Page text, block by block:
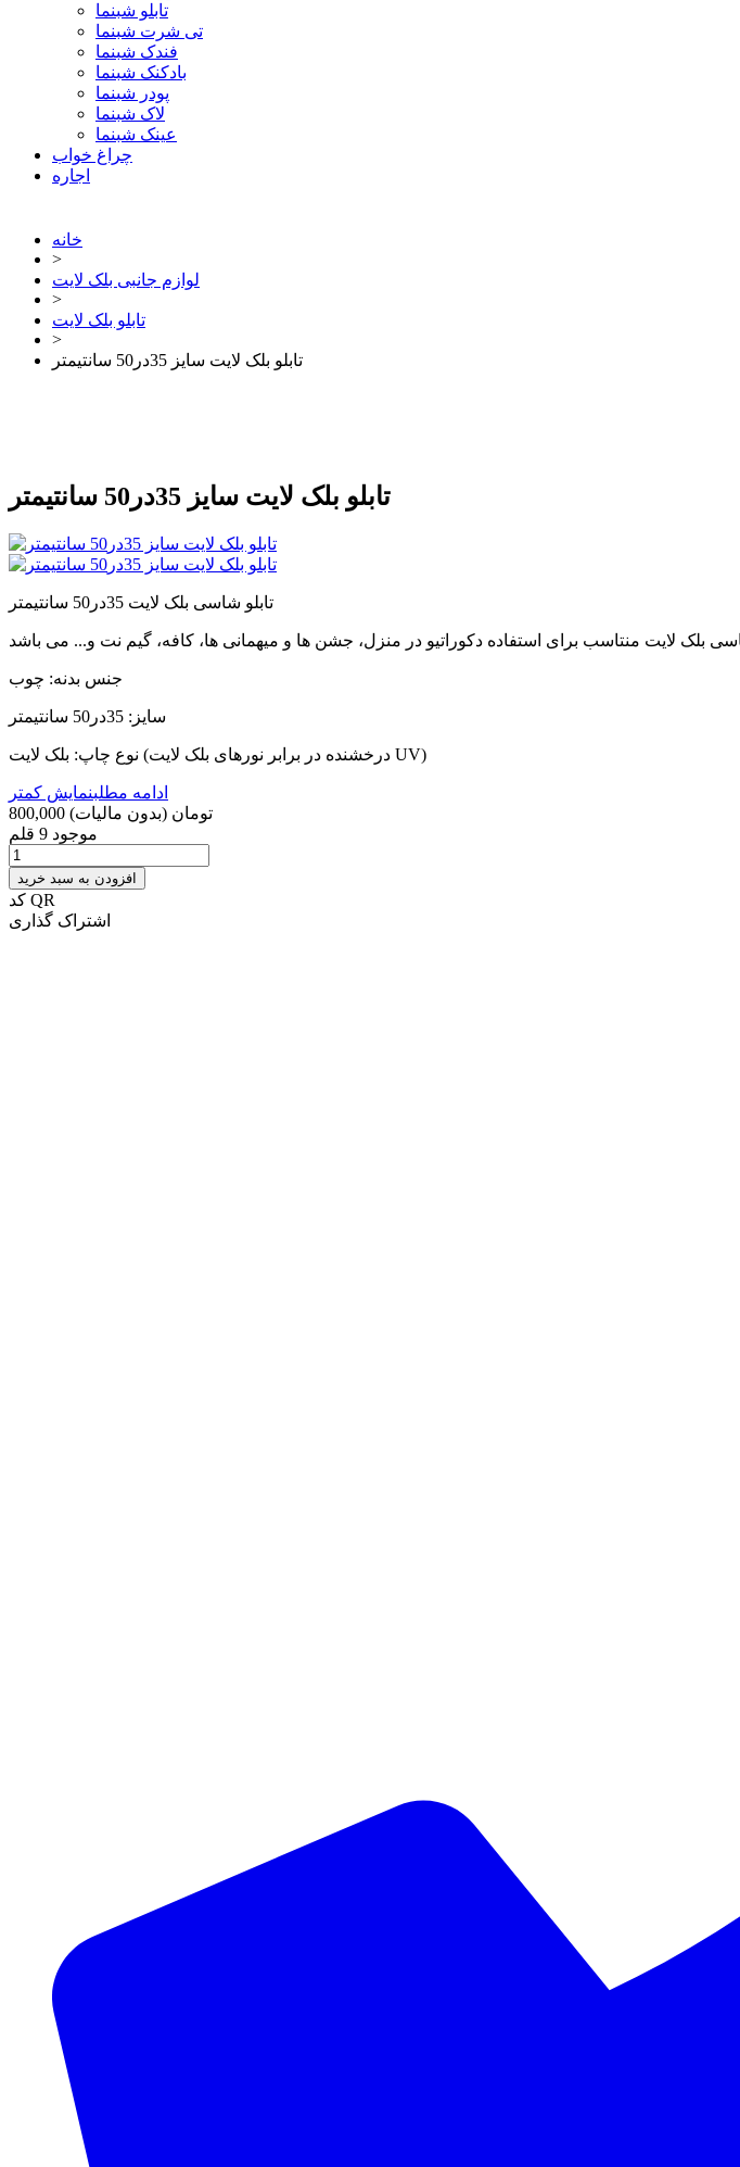
تابلو شبنما
تی شرت شبنما
فندک شبنما
بادکنک شبنما
پودر شبنما
لاک شبنما
عینک شبنما
چراغ خواب
اجاره
خانه
>
لوازم جانبی بلک لایت
>
تابلو بلک لایت
>
تابلو بلک لایت سایز 35در50 سانتیمتر
تابلو بلک لایت سایز 35در50 سانتیمتر
تابلو شاسی بلک لایت 35در50 سانتیمتر
جنس بدنه: چوب
سایز: 35در50 سانتیمتر
نوع چاپ: بلک لایت (درخشنده در برابر نورهای بلک لایت UV)
ادامه مطلبنمایش کمتر
800,000 تومان (بدون مالیات)
موجود 9 قلم
افزودن به سبد خرید
کد QR
اشتراک گذاری